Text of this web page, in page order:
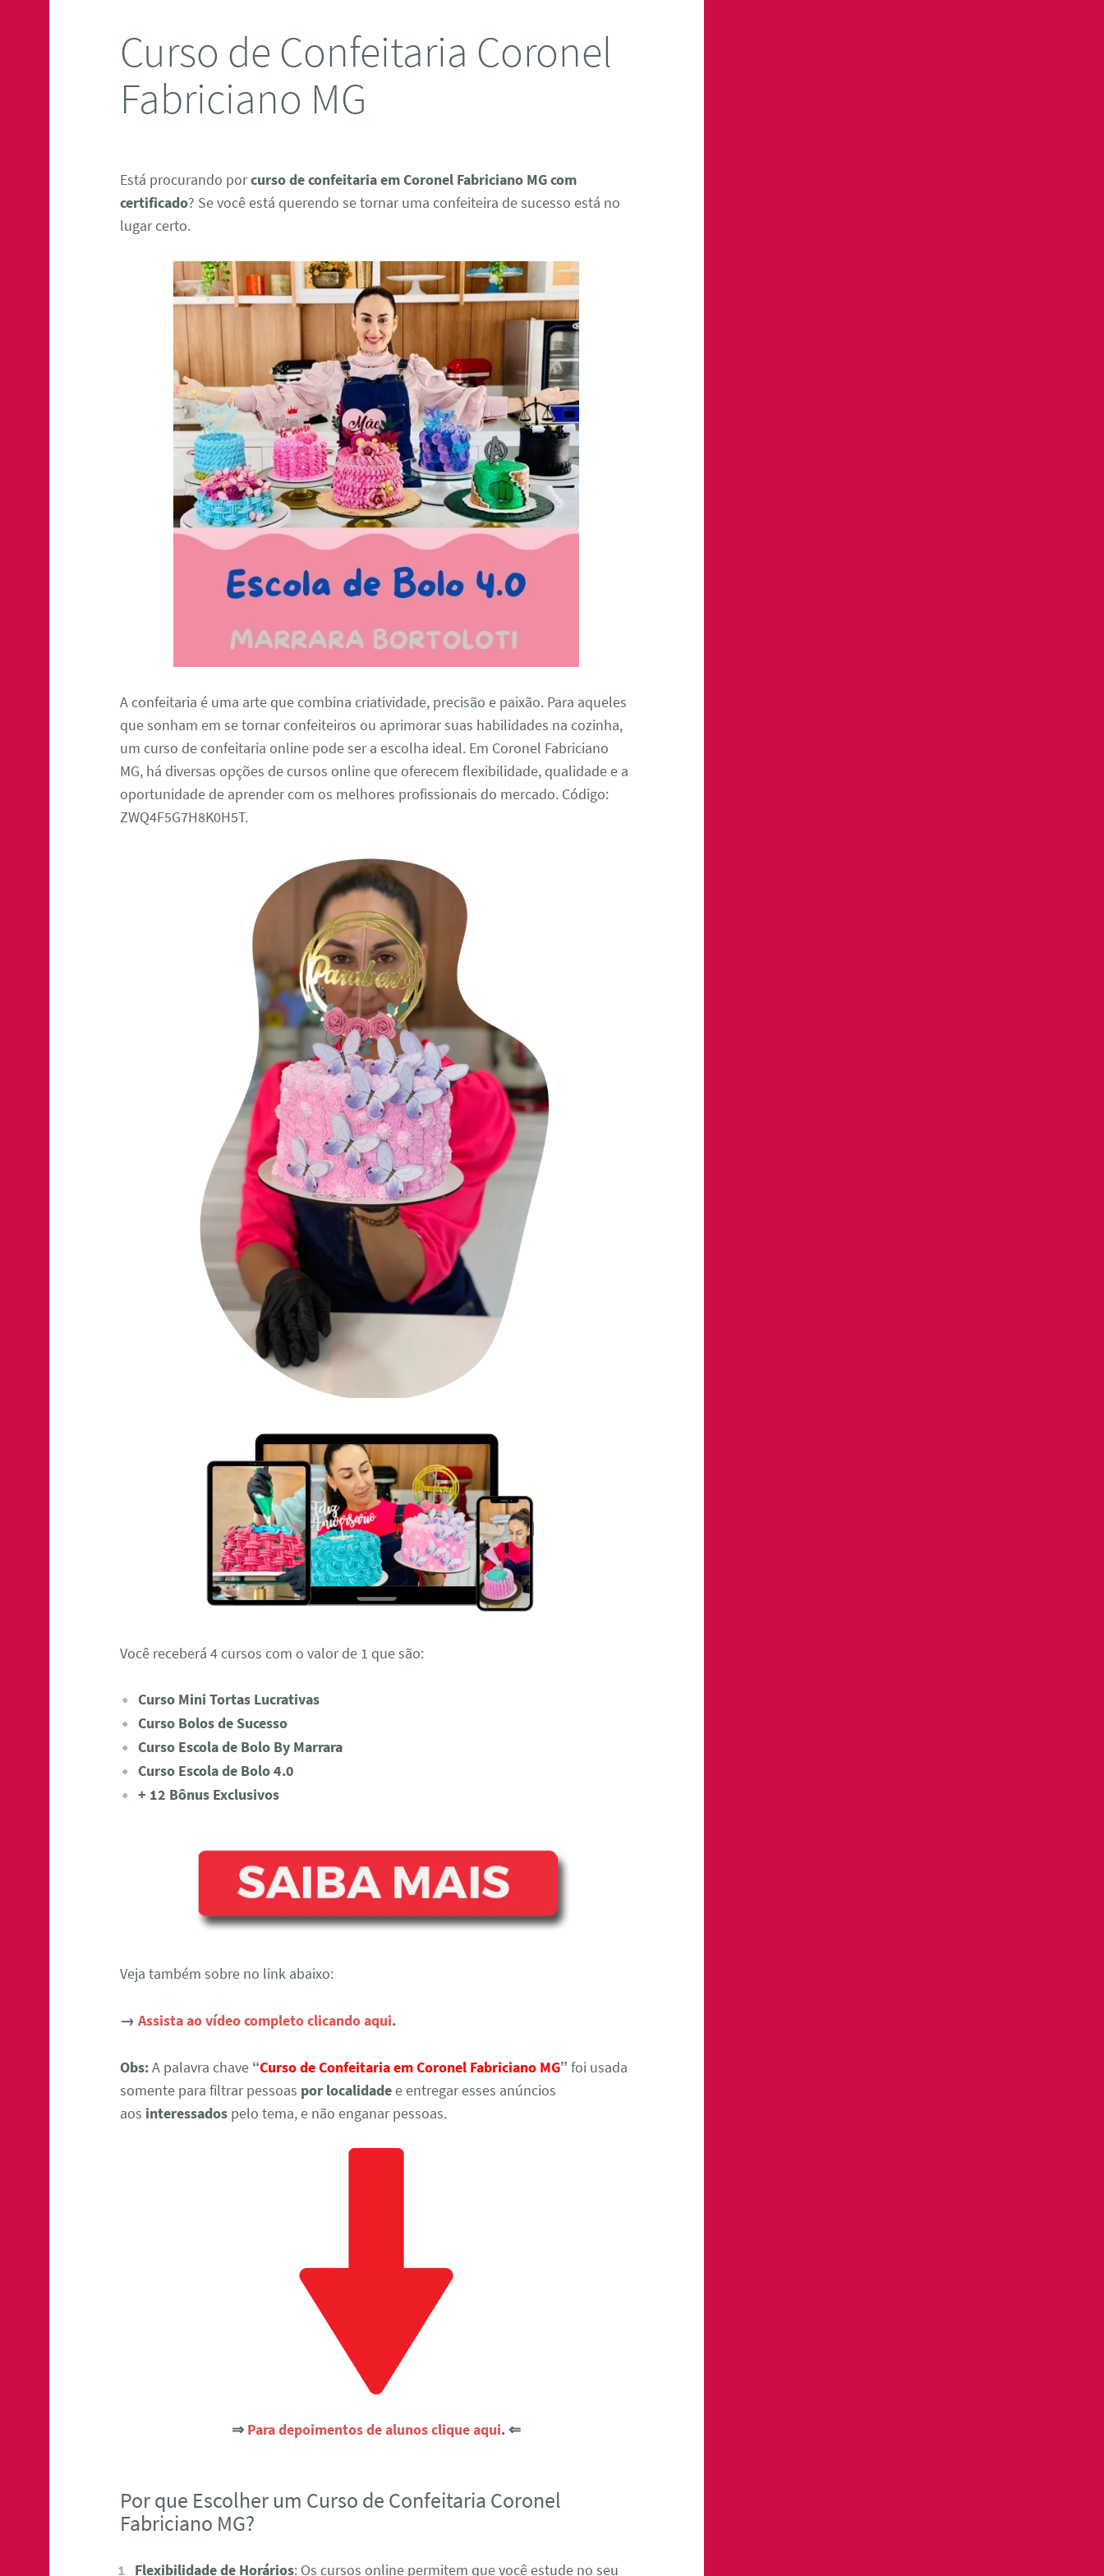
Curso de Confeitaria Coronel
Fabriciano MG
Está procurando porcurso de confeitaria em Coronel Fabriciano MG com
certificado? Se você está querendo se tornar uma confeiteira de sucesso está no
lugar certo.
A confeitaria é uma arte que combina criatividade, precisão e paixão. Para aqueles
que sonham em se tornar confeiteiros ou aprimorar suas habilidades na cozinha,
um curso de confeitaria online pode ser a escolha ideal. Em Coronel Fabriciano
MG, há diversas opções de cursos online que oferecem flexibilidade, qualidade e a
oportunidade de aprender com os melhores profissionais do mercado. Código:
ZWQ4F5G7H8K0H5T.
Você receberá 4 cursos com o valor de 1 que são:
Curso Mini Tortas Lucrativas
Curso Bolos de Sucesso
Curso Escola de Bolo By Marrara
Curso Escola de Bolo 4.0
+ 12 Bônus Exclusivos
Veja também sobre no link abaixo:
→Assista ao vídeo completo clicando aqui.
Obs:A palavra chave “Curso de Confeitaria em Coronel Fabriciano MG” foi usada
somente para filtrar pessoas por localidadee entregar esses anúncios
aos interessados pelo tema, e não enganar pessoas.
⇒ Para depoimentos de alunos clique aqui. ⇐
Por que Escolher um Curso de Confeitaria Coronel
Fabriciano MG?
Flexibilidade de Horários: Os cursos online permitem que você estude no seu